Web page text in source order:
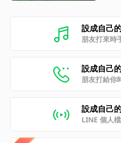
設成自己
朋友打來時
設成自己
朋友打給你
設成自己
LINE 個人